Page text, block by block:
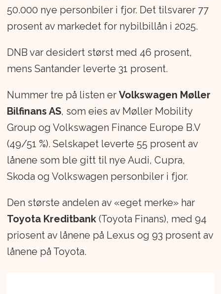
50.000 nye personbiler i fjor. Det tilsvarer 77
prosent av markedet for nybilbillån i 2025.
DNB var desidert størst med 46 prosent,
mens Santander leverte 31 prosent.
Nummer tre på listen er Volkswagen Møller
Bilfinans AS, som eies av Møller Mobility
Group og Volkswagen Finance Europe B.V
(49/51 %). Selskapet leverte 55 prosent av
lånene som ble gitt til nye Audi, Cupra,
Skoda og Volkswagen personbiler i fjor.
Den største andelen av «eget merke» har
Toyota Kreditbank (Toyota Finans), med 94
priosent av lånene på Lexus og 93 prosent av
lånene på Toyota.